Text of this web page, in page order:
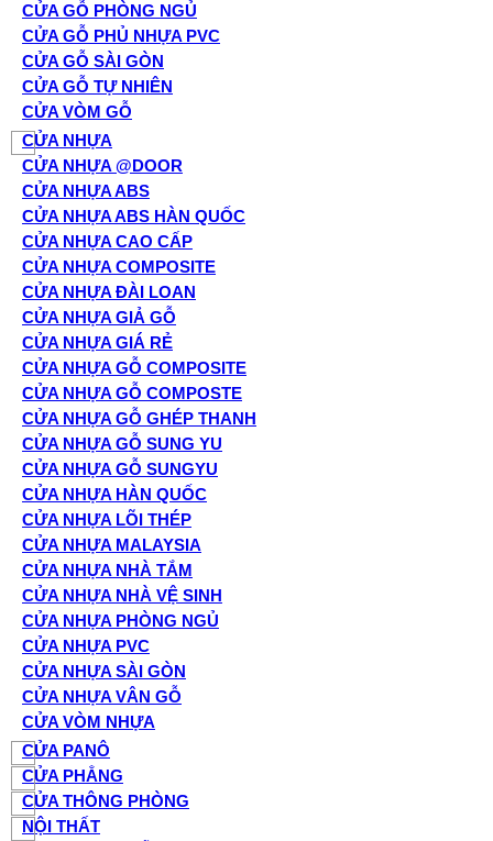
CỬA GỖ PHÒNG NGỦ
CỬA GỖ PHỦ NHỰA PVC
CỬA GỖ SÀI GÒN
CỬA GỖ TỰ NHIÊN
CỬA VÒM GỖ
CỬA NHỰA
CỬA NHỰA @DOOR
CỬA NHỰA ABS
CỬA NHỰA ABS HÀN QUỐC
CỬA NHỰA CAO CẤP
CỬA NHỰA COMPOSITE
CỬA NHỰA ĐÀI LOAN
CỬA NHỰA GIẢ GỖ
CỬA NHỰA GIÁ RẺ
CỬA NHỰA GỖ COMPOSITE
CỬA NHỰA GỖ COMPOSTE
CỬA NHỰA GỖ GHÉP THANH
CỬA NHỰA GỖ SUNG YU
CỬA NHỰA GỖ SUNGYU
CỬA NHỰA HÀN QUỐC
CỬA NHỰA LÕI THÉP
CỬA NHỰA MALAYSIA
CỬA NHỰA NHÀ TẮM
CỬA NHỰA NHÀ VỆ SINH
CỬA NHỰA PHÒNG NGỦ
CỬA NHỰA PVC
CỬA NHỰA SÀI GÒN
CỬA NHỰA VÂN GỖ
CỬA VÒM NHỰA
CỬA PANÔ
CỬA PHẲNG
CỬA THÔNG PHÒNG
NỘI THẤT